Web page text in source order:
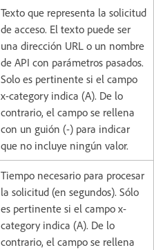
Texto que representa la solicitud
de acceso. El texto puede ser
una dirección URL o un nombre
de API con parámetros pasados.
Solo es pertinente si el campo
x-category indica (A). De lo
contrario, el campo se rellena
con un guión (-) para indicar
que no incluye ningún valor.
Tiempo necesario para procesar
la solicitud (en segundos). Sólo
es pertinente si el campo x-
category indica (A). De lo
contrario, el campo se rellena